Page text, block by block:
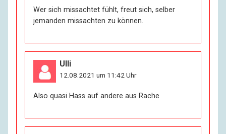
Wer sich missachtet fühlt, freut sich, selber
jemanden missachten zu können.
Ulli
12.08.2021 um 11:42 Uhr
Also quasi Hass auf andere aus Rache